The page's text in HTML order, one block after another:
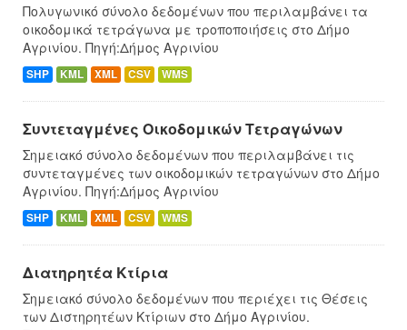
Πολυγωνικό σύνολο δεδομένων που περιλαμβάνει τα
οικοδομικά τετράγωνα με τροποποιήσεις στο Δήμο
Αγρινίου. Πηγή:Δήμος Αγρινίου
SHP KML XML CSV WMS
Συντεταγμένες Oικοδομικών Tετραγώνων
Σημειακό σύνολο δεδομένων που περιλαμβάνει τις
συντεταγμένες των οικοδομικών τετραγώνων στο Δήμο
Αγρινίου. Πηγή:Δήμος Αγρινίου
SHP KML XML CSV WMS
Διατηρητέα Κτίρια
Σημειακό σύνολο δεδομένων που περιέχει τις Θέσεις
των Διστηρητέων Κτίριων στο Δήμο Αγρινίου.